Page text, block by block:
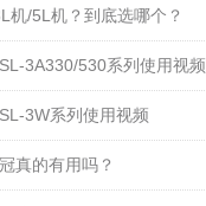
机/5L机？到底选哪个？
3A330/530系列使用视频
3W系列使用视频
真的有用吗？